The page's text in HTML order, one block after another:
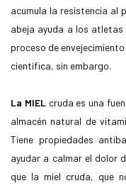
acumula la resistencia al
abeja ayuda a los
proceso de
científica, sin embargo.
La MIELcruda es una
almacén natural de
Tiene propiedades
ayudar a calmar el dolor
que la miel cruda, que